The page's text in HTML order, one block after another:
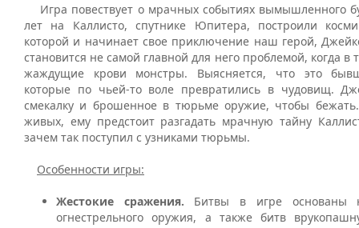
Игра повествует о мрачных событиях вымышленного
лет на Каллисто, спутнике Юпитера, построили
которой и начинает свое приключение наш герой,
становится не самой главной для него проблемой, когда
жаждущие крови монстры. Выясняется, что это
которые по чьей-то воле превратились в чудовищ.
смекалку и брошенное в тюрьме оружие, чтобы
живых, ему предстоит разгадать мрачную тайну
зачем так поступил с узниками тюрьмы.
Особенности игры:
Жестокие сражения. Битвы в игре основаны
огнестрельного оружия, а также битв